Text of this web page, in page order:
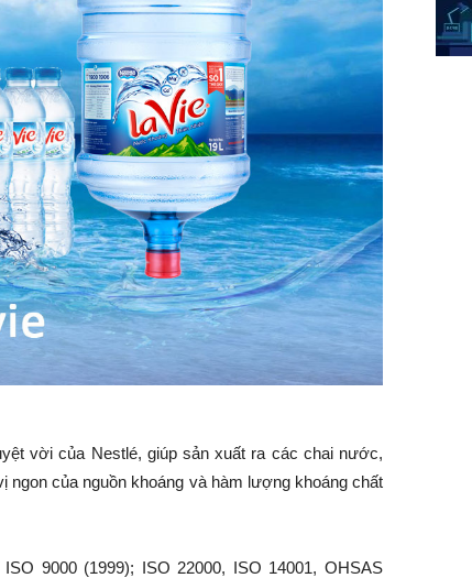
vời của Nestlé, giúp sản xuất ra các chai nước,
của nguồn khoáng và hàm lượng khoáng chất
ISO 9000 (1999); ISO 22000, ISO 14001, OHSAS